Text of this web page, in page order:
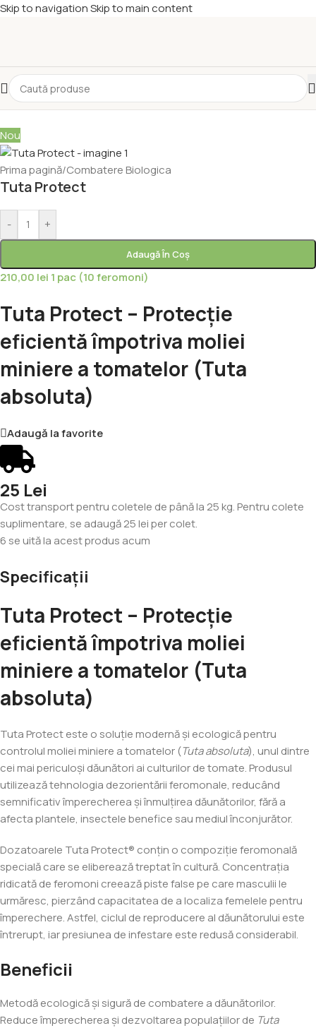
Skip to navigationSkip to main content
Nou
Prima pagină/Combatere Biologica
Tuta Protect
- +
Adaugă În Coș
210,00 lei 1 pac (10 feromoni)
Tuta Protect – Protecție
eficientă împotriva moliei
miniere a tomatelor (Tuta
absoluta)
Adaugă la favorite
25 Lei
Cost transport pentru coletele de până la 25 kg. Pentru colete
suplimentare, se adaugă 25 lei per colet.
6 se uită la acest produs acum
Specificații
Tuta Protect – Protecție
eficientă împotriva moliei
miniere a tomatelor (Tuta
absoluta)
Tuta Protect este o soluție modernă și ecologică pentru
controlul moliei miniere a tomatelor (Tuta absoluta), unul dintre
cei mai periculoși dăunători ai culturilor de tomate. Produsul
utilizează tehnologia dezorientării feromonale, reducând
semnificativ împerecherea și înmulțirea dăunătorilor, fără a
afecta plantele, insectele benefice sau mediul înconjurător.
Dozatoarele Tuta Protect® conțin o compoziție feromonală
specială care se eliberează treptat în cultură. Concentrația
ridicată de feromoni creează piste false pe care masculii le
urmăresc, pierzând capacitatea de a localiza femelele pentru
împerechere. Astfel, ciclul de reproducere al dăunătorului este
întrerupt, iar presiunea de infestare este redusă considerabil.
Beneficii
Metodă ecologică și sigură de combatere a dăunătorilor.
Reduce împerecherea și dezvoltarea populațiilor de Tuta